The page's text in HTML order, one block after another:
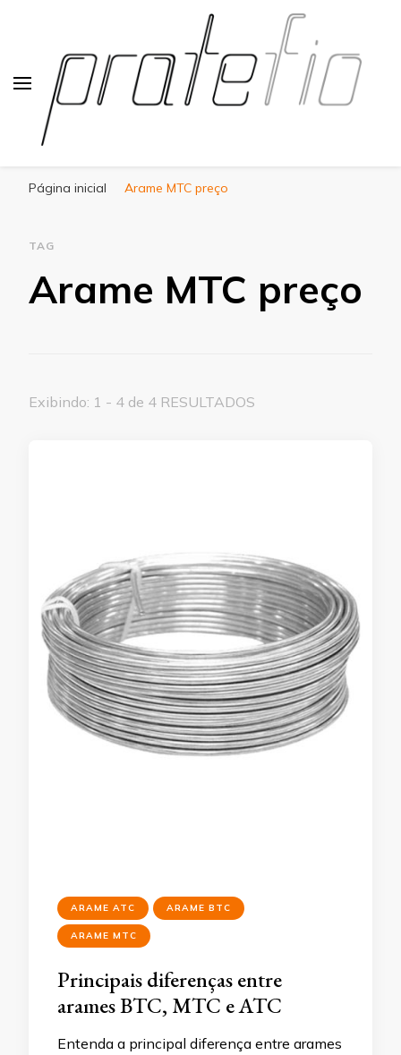
Página inicial Arame MTC preço
TAG
Arame MTC preço
Exibindo: 1 - 4 de 4 RESULTADOS
ARAME ATC ARAME BTC
ARAME MTC
Principais diferenças entre
arames BTC, MTC e ATC
Entenda a principal diferença entre arames